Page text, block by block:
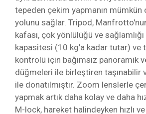
tepeden çekim yapmanın mümkün
yolunu sağlar. Tripod,
kafası, çok yönlülüğü ve
kapasitesi (10 kg'a kadar tutar) ve
kontrolü için bağımsız panoramik
düğmeleri ile birleştiren taşınabilir
ile donatılmıştır. Zoom lenslerle
yapmak artık daha kolay ve daha
M-lock, hareket halindeyken hızlı